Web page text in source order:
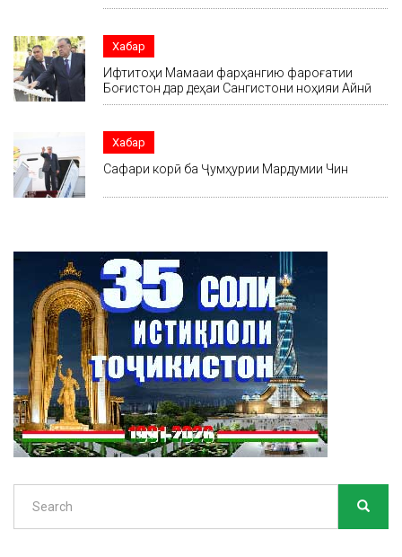
Хабар
Ифтитоҳи Маҷмааи фарҳангию фароғатии
Боғистон дар деҳаи Сангистони ноҳияи Айнӣ
Хабар
Сафари корӣ ба Ҷумҳурии Мардумии Чин
Search